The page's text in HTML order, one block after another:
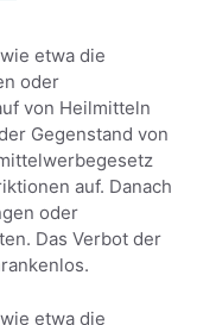
etwa die
oder
von Heilmitteln
Gegenstand von
auf. Danach
oder
Das Verbot der
etwa die